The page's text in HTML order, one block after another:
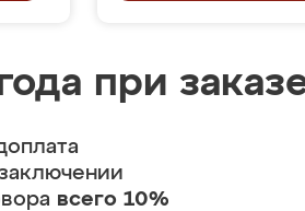
при
всего 10%